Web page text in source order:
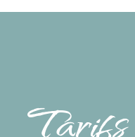
Tarifs